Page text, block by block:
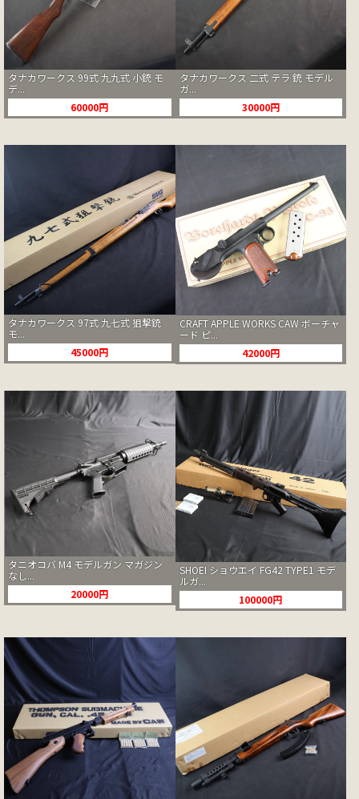
タナカワークス 99式 九九式 小銃 モ
デ...
60000円
タナカワークス 二式 テラ 銃 モデル
ガ...
30000円
タナカワークス 97式 九七式 狙撃銃
モ...
45000円
CRAFT APPLE WORKS CAW ボーチャ
ード ピ...
42000円
タニオコバ M4 モデルガン マガジン
なし...
20000円
SHOEI ショウエイ FG42 TYPE1 モデ
ルガ...
100000円